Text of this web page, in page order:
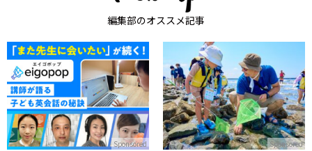
編集部のオススメ記事
Sponsored Sponsored